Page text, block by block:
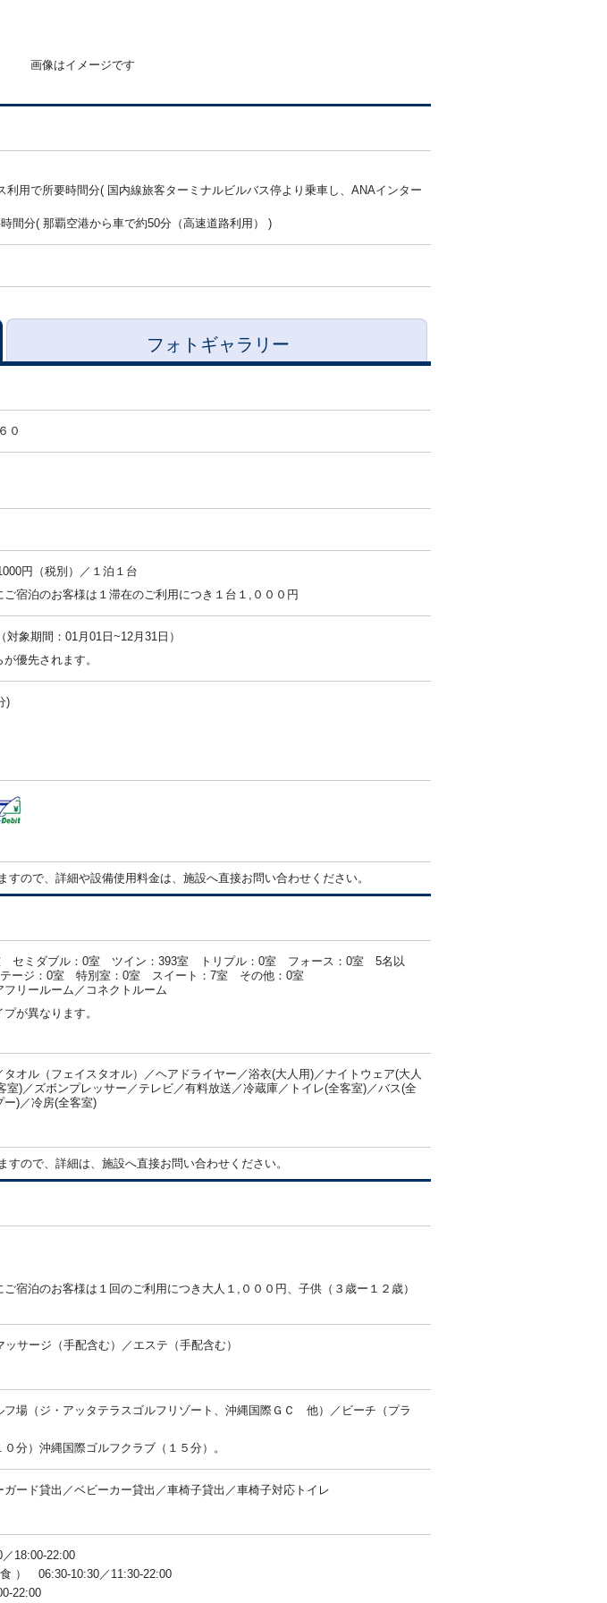
画像はイメージです
用で所要時間分( 国内線旅客ターミナルビルバス停より乗車し、ANAインター
間分( 那覇空港から車で約50分（高速道路利用） )
フォトギャラリー
０
円（税別）／１泊１台
宿泊のお客様は１滞在のご利用につき１台１,０００円
象期間：01月01日~12月31日）
優先されます。
)
ので、詳細や設備使用料金は、施設へ直接お問い合わせください。
セミダブル：0室 ツイン：393室 トリプル：0室 フォース：0室 5名以
ージ：0室 特別室：0室 スイート：7室 その他：0室
リールーム／コネクトルーム
が異なります。
オル（フェイスタオル）／ヘアドライヤー／浴衣(大人用)／ナイトウェア(大人
室)／ズボンプレッサー／テレビ／有料放送／冷蔵庫／トイレ(全客室)／バス(全
)／冷房(全客室)
ので、詳細は、施設へ直接お問い合わせください。
宿泊のお客様は１回のご利用につき大人１,０００円、子供（３歳ー１２歳）
サージ（手配含む）／エステ（手配含む）
場（ジ・アッタテラスゴルフリゾート、沖縄国際ＧＣ 他）／ビーチ（プラ
分）沖縄国際ゴルフクラブ（１５分）。
ード貸出／ベビーカー貸出／車椅子貸出／車椅子対応トイレ
18:00-22:00
食 ） 06:30-10:30／11:30-22:00
22:00